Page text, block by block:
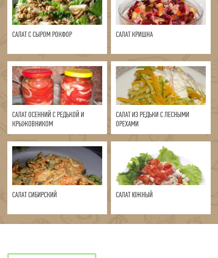
САЛАТ С СЫРОМ РОКФОР САЛАТ КРИШНА
САЛАТ ОСЕННИЙ С РЕДЬКОЙ И
КРЫЖОВНИКОМ
САЛАТ ИЗ РЕДЬКИ С ЛЕСНЫМИ
ОРЕХАМИ
САЛАТ СИБИРСКИЙ САЛАТ ЮЖНЫЙ